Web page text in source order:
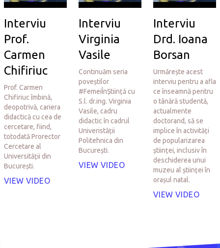
Interviu
Prof.
Carmen
Chifiriuc
Prof. Carmen
Chifiriuc îmbină,
deopotrivă, cariera
didactică cu cea de
cercetare, fiind,
totodată Prorector
Cercetare al
Universității din
București.
VIEW VIDEO
Interviu
Virginia
Vasile
Continuăm seria
poveștilor
#FemeiÎnȘtiință cu
S.l. dr.ing. Virginia
Vasile, cadru
didactic în cadrul
Univeristății
Politehnica din
București.
VIEW VIDEO
Interviu
Drd. Ioana
Borsan
Urmărește acest
interviu pentru a afla
ce înseamnă pentru
o tânără studentă,
actualmente
doctorand, să se
implice în activități
de popularizarea
științei, inclusiv în
deschiderea unui
muzeu al științei în
orașul natal.
VIEW VIDEO